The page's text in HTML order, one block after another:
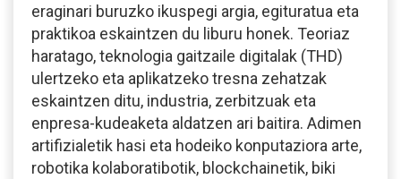
eraginari buruzko ikuspegi argia, egituratua eta
praktikoa eskaintzen du liburu honek. Teoriaz
haratago, teknologia gaitzaile digitalak (THD)
ulertzeko eta aplikatzeko tresna zehatzak
eskaintzen ditu, industria, zerbitzuak eta
enpresa-kudeaketa aldatzen ari baitira. Adimen
artifizialetik hasi eta hodeiko konputaziora arte,
robotika kolaboratibotik, blockchainetik, biki